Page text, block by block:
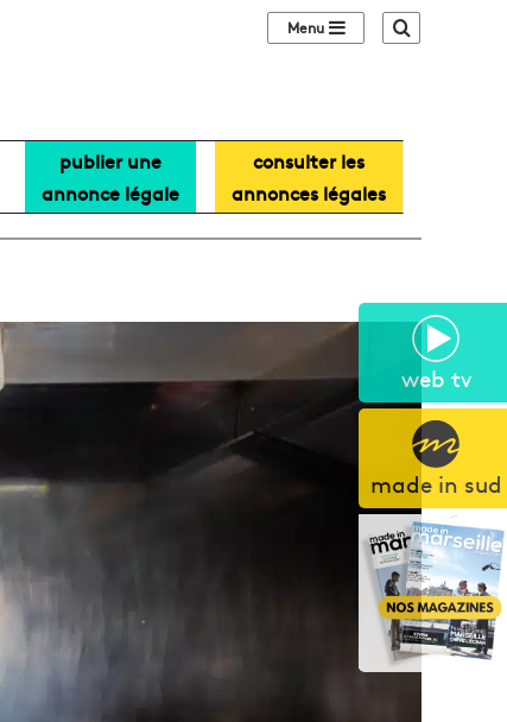
web tv
made in sud
Sidebar (barre
publier une
annonce légale
consulter les
annonces légales